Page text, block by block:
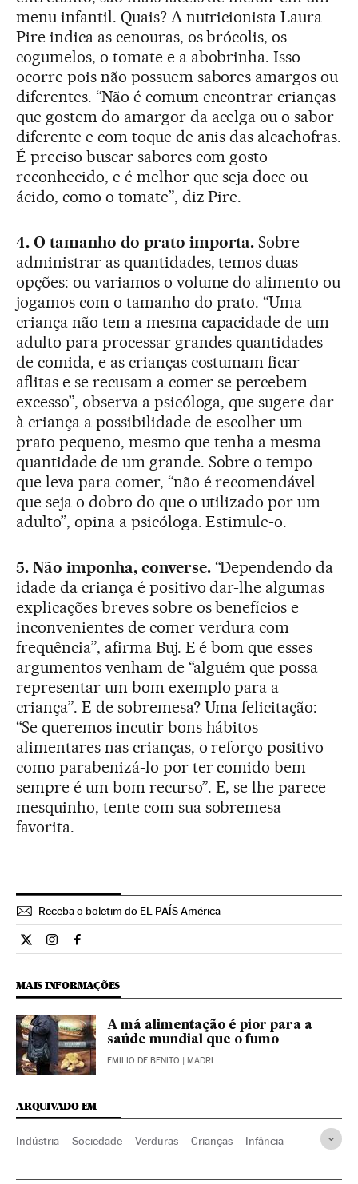
menu infantil. Quais? A nutricionista Laura
Pire indica as cenouras, os brócolis, os
cogumelos, o tomate e a abobrinha. Isso
ocorre pois não possuem sabores amargos ou
diferentes. “Não é comum encontrar crianças
que gostem do amargor da acelga ou o sabor
diferente e com toque de anis das alcachofras.
É preciso buscar sabores com gosto
reconhecido, e é melhor que seja doce ou
ácido, como o tomate”, diz Pire.
4. O tamanho do prato importa. Sobre
administrar as quantidades, temos duas
opções: ou variamos o volume do alimento ou
jogamos com o tamanho do prato. “Uma
criança não tem a mesma capacidade de um
adulto para processar grandes quantidades
de comida, e as crianças costumam ficar
aflitas e se recusam a comer se percebem
excesso”, observa a psicóloga, que sugere dar
à criança a possibilidade de escolher um
prato pequeno, mesmo que tenha a mesma
quantidade de um grande. Sobre o tempo
que leva para comer, “não é recomendável
que seja o dobro do que o utilizado por um
adulto”, opina a psicóloga. Estimule-o.
5. Não imponha, converse.“Dependendo da
idade da criança é positivo dar-lhe algumas
explicações breves sobre os benefícios e
inconvenientes de comer verdura com
frequência”, afirma Buj. E é bom que esses
argumentos venham de “alguém que possa
representar um bom exemplo para a
criança”. E de sobremesa? Uma felicitação:
“Se queremos incutir bons hábitos
alimentares nas crianças, o reforço positivo
como parabenizá-lo por ter comido bem
sempre é um bom recurso”. E, se lhe parece
mesquinho, tente com sua sobremesa
favorita.
Receba o boletim do EL PAÍS América
Estilo El País Brasil en Twitter
Estilo El País Brasil en Instagram
Estilo El País Brasil en Facebook
MAIS INFORMAÇÕES
A má alimentação é pior para a
saúde mundial que o fumo
EMILIO DE BENITO | MADRI
ARQUIVADO EM
Indústria Sociedade Verduras Crianças Infância